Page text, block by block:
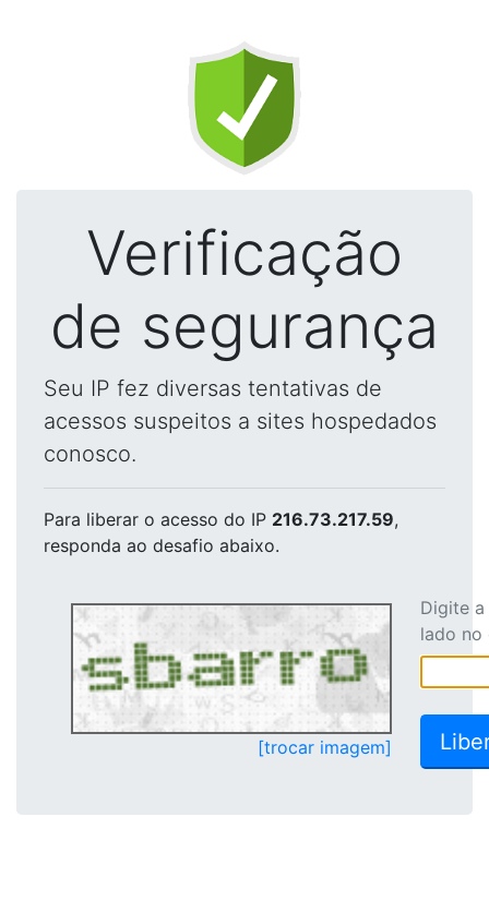
Verificação
de segurança
Seu IP fez diversas tentativas de
acessos suspeitos a sites hospedados
conosco.
Para liberar o acesso do IP 216.73.217.59,
responda ao desafio abaixo.
[trocar imagem]
Digite
lado no